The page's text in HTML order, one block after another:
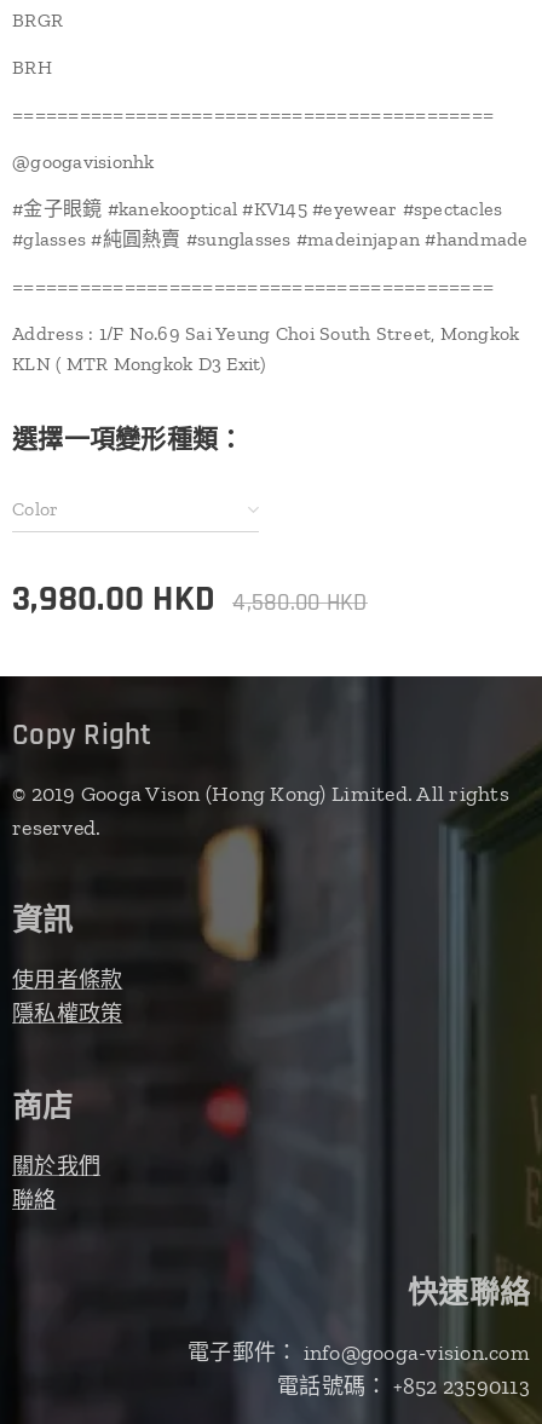
BRGR
BRH
===========================================
@‌googavisionhk
#金子眼鏡 #kanekooptical #KV145 #eyewear #spectacles
#glasses #純圓熱賣 #sunglasses #madeinjapan #handmade
===========================================
Address : 1/F No.69 Sai Yeung Choi South Street, Mongkok
KLN ( MTR Mongkok D3 Exit)
選擇一項變形種類：
Color
3,980.00 HKD 4,580.00HKD
Copy Right
© 2019 Googa Vison (Hong Kong) Limited. All rights
reserved.
資訊
使用者條款
隱私權政策
商店
關於我們
聯絡
快速聯絡
電子郵件： info@googa-vision.com
電話號碼： +852 23590113